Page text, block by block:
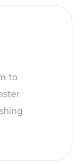
to